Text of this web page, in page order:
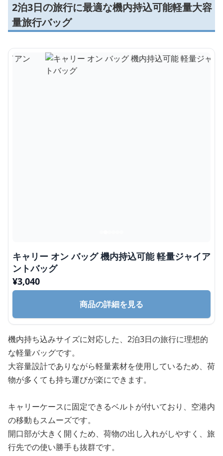
2泊3日の旅行に最適な機内持込可能軽量大容
量旅行バッグ
キャリー オン バッグ 機内持込可能 軽量ジャイア
ントバッグ
¥3,040
商品の詳細を見る
機内持ち込みサイズに対応した、2泊3日の旅行に理想的
な軽量バッグです。
大容量設計でありながら軽量素材を使用しているため、荷
物が多くても持ち運びが楽にできます。
キャリーケースに固定できるベルトが付いており、空港内
の移動もスムーズです。
開口部が大きく開くため、荷物の出し入れがしやすく、旅
行先での使い勝手も抜群です。